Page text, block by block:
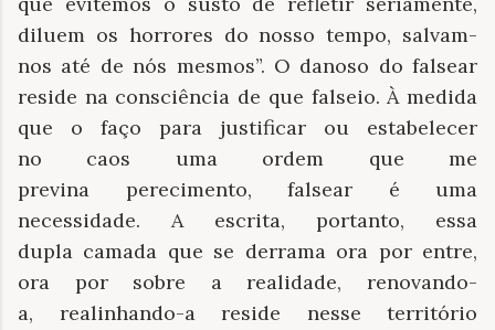
diluem os horrores do nosso tempo, salvam-
nos até de nós mesmos”. O danoso do falsear
reside na consciência de que falseio. À medida
que o faço para justificar ou estabelecer
no caos uma ordem que me
previna perecimento, falsear é uma
necessidade. A escrita, portanto, essa
dupla camada que se derrama ora por entre,
ora por sobre a realidade, renovando-
a, realinhando-a reside nesse território